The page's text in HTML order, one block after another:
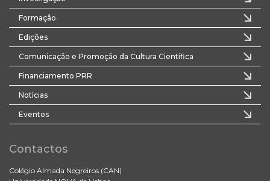
Formação
Edições
Comunicação e Promoção da Cultura Científica
Financiamento PRR
Notícias
Eventos
Contactos
Colégio Almada Negreiros (CAN)